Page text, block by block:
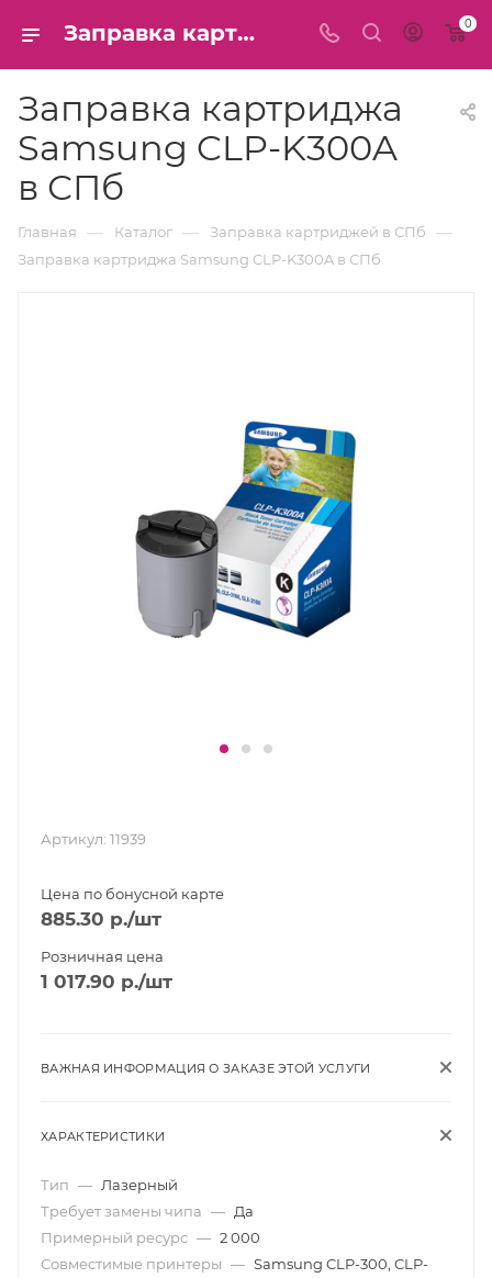
Заправка картриджа Samsung CLP-K300A в СПб 0
Заправка картриджа
Samsung CLP-K300A
в СПб
Главная — Каталог — Заправка картриджей в СПб —
Заправка картриджа Samsung CLP-K300A в СПб
Артикул: 11939
Цена по бонусной карте
885.30 р./шт
Розничная цена
1 017.90 р./шт
ВАЖНАЯ ИНФОРМАЦИЯ О ЗАКАЗЕ ЭТОЙ УСЛУГИ
ХАРАКТЕРИСТИКИ
Тип — Лазерный
Требует замены чипа — Да
Примерный ресурс — 2 000
Совместимые принтеры — Samsung CLP-300, CLP-